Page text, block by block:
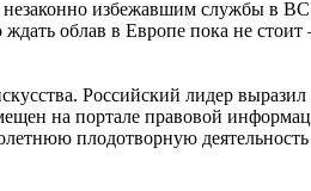
избежавшим службы в
облав в Европе пока не
Российский лидер выразил
на портале правовой
плодотворную деятельность